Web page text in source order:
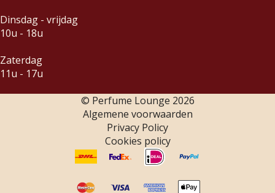
Dinsdag - vrijdag
10u - 18u
Zaterdag
11u - 17u
© Perfume Lounge 2026
Algemene voorwaarden
Privacy Policy
Cookies policy